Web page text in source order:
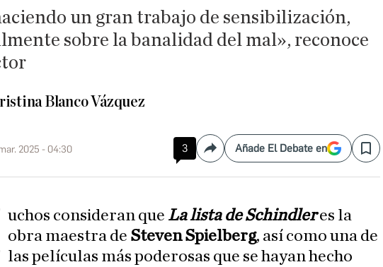
un gran trabajo de sensibilización,
sobre la banalidad del mal», reconoce
Blanco Vázquez
2025 - 04:30 3 CompartirAñade El Debate en Save
uchos consideran que La lista de Schindleres la
obra maestra de Steven Spielberg, así como una de
las películas más poderosas que se hayan hecho